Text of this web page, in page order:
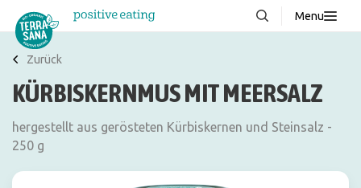
Menu
Über uns
Wissenswertes
FAQ
Zurück
KÜRBISKERNMUS MIT MEERSALZ
hergestellt aus gerösteten Kürbiskernen und Steinsalz -
250 g